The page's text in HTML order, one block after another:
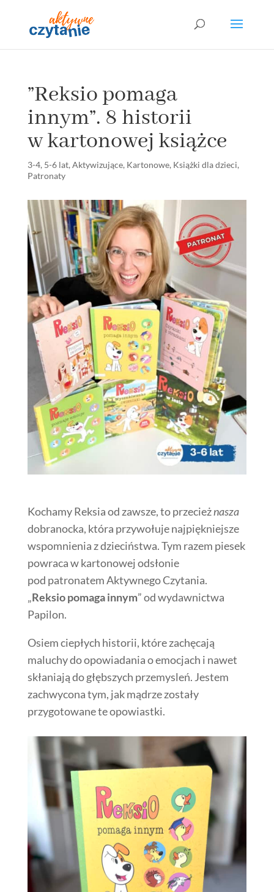
”Reksio pomaga
innym”. 8 historii
w kartonowej książce
3-4, 5-6 lat, Aktywizujące, Kartonowe, Książki dla dzieci,
Patronaty
Kochamy Reksia od zawsze, to przecieżnasza
dobranocka, która przywołuje najpiękniejsze
wspomnienia z dzieciństwa. Tym razem piesek
powraca w kartonowej odsłonie
pod patronatem Aktywnego Czytania.
„Reksio pomaga innym” od wydawnictwa
Papilon.
Osiem ciepłych historii, które zachęcają
maluchy do opowiadania o emocjach i nawet
skłaniają do głębszych przemysleń. Jestem
zachwycona tym, jak mądrze zostały
przygotowane te opowiastki.